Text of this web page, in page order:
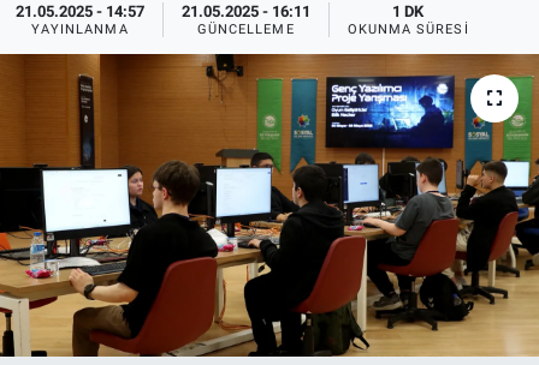
21.05.2025 - 14:57
YAYINLANMA
21.05.2025 - 16:11
GÜNCELLEME
1 DK
OKUNMA SÜRESI